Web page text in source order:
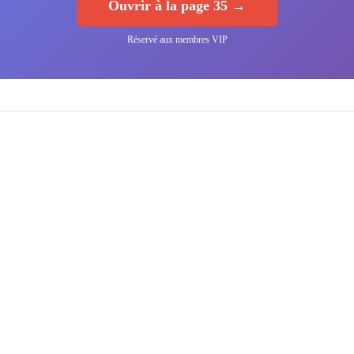
Ouvrir à la page 35 →
Réservé aux membres VIP